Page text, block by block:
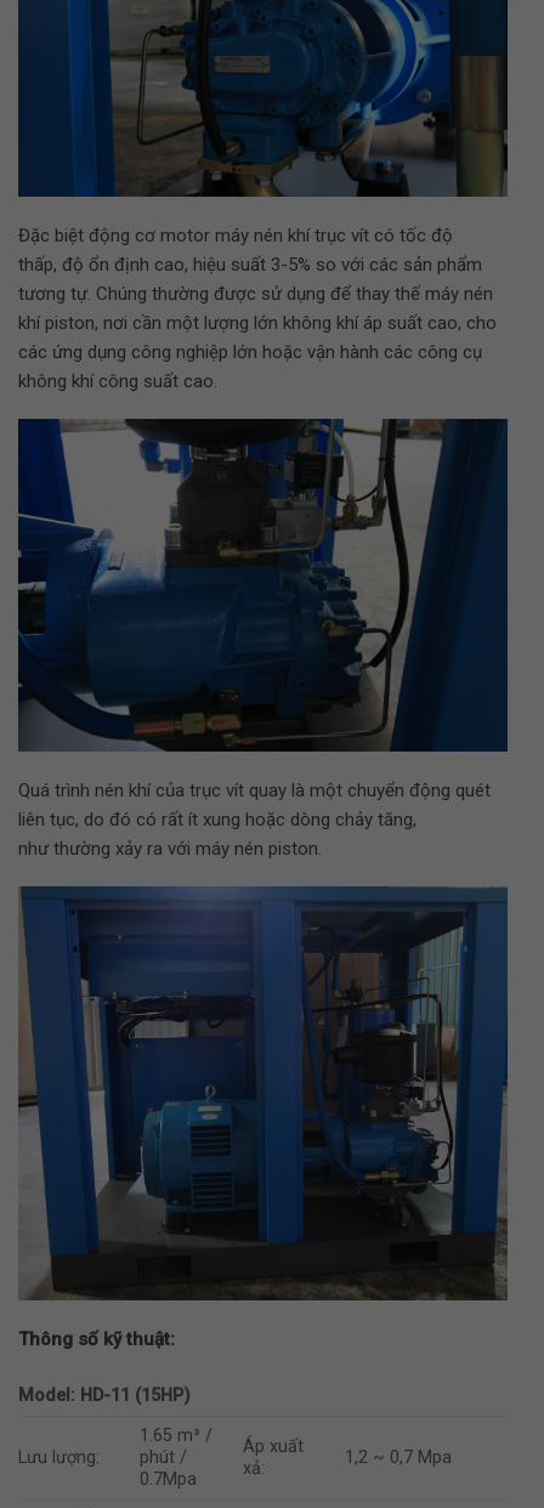
Đặc biệt động cơ motor máy nén khí trục vít có tốc độ
thấp, độ ổn định cao, hiệu suất 3-5% so với các sản phẩm
tương tự. Chúng thường được sử dụng để thay thế máy nén
khí piston, nơi cần một lượng lớn không khí áp suất cao, cho
các ứng dụng công nghiệp lớn hoặc vận hành các công cụ
không khí công suất cao.
Quá trình nén khí của trục vít quay là một chuyển động quét
liên tục, do đó có rất ít xung hoặc dòng chảy tăng,
như thường xảy ra với máy nén piston.
Thông số kỹ thuật:
Model: HD-11 (15HP)
Lưu lượng:
1.65 m³ /
phút /
0.7Mpa
Áp xuất
xả:
1,2 ~ 0,7 Mpa